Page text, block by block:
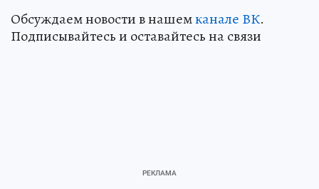
Обсуждаем новости в нашемканале ВК.
Подписывайтесь и оставайтесь на связи